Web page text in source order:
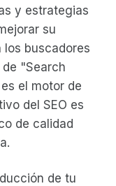
y estrategias
su
buscadores
de "Search
el motor de
del SEO es
de calidad
de tu